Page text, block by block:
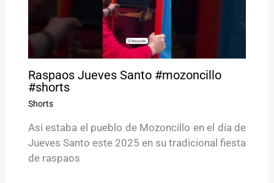
Raspaos Jueves Santo #mozoncillo
#shorts
Shorts
Así estaba el pueblo de Mozoncillo en el día de
Jueves Santo este 2025 en su tradicional fiesta
de raspaos